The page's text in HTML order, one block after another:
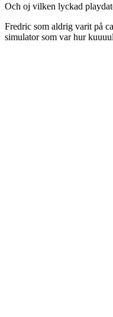
Och oj vilken lyckad
Fredric som aldrig varit på
simulator som var hur